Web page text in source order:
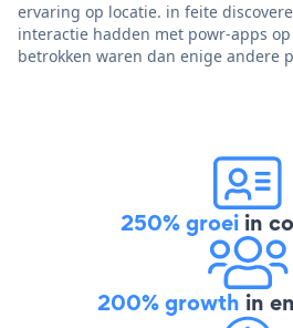
ervaring op locatie. in feite
interactie hadden met powr-apps
betrokken waren dan enige andere
250% groei in
200% growth in